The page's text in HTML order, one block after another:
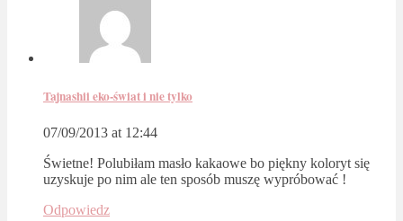
Tajnashii eko-świat i nie tylko
07/09/2013 at 12:44
Świetne! Polubiłam masło kakaowe bo piękny koloryt się
uzyskuje po nim ale ten sposób muszę wypróbować !
Odpowiedz